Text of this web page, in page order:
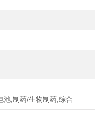
池,制药/生物制药,综合